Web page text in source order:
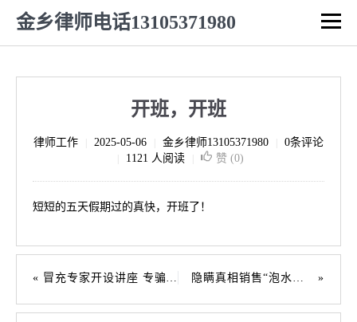
金乡律师电话13105371980
开班，开班
律师工作 2025-05-06 金乡律师13105371980 0条评论
1121 人阅读 赞 (0)
短短的五天假期过的真快，开班了！
冒充专家开设讲座 专骗老人被判刑罚 隐瞒真相销售“泡水车” 构成欺诈三倍赔偿